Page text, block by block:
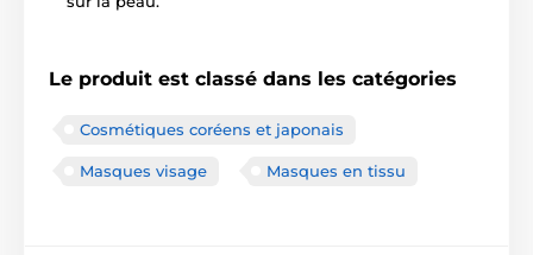
Le produit est classé dans les catégories
Cosmétiques coréens et japonais
Masques visage Masques en tissu